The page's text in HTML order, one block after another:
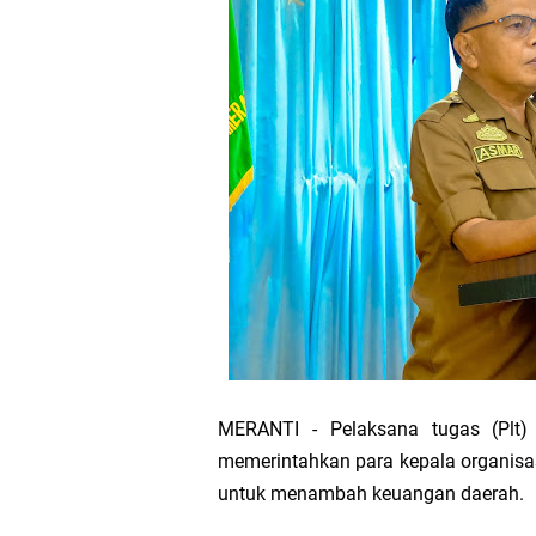
Wacana
Baru
Bupati Asmar
Pemerintah
Pemkab
133 Personel
Pengurus PWI
Wabup
MERANTI - Pelaksana tugas
memerintahkan para kepala
untuk menambah keuangan daerah.